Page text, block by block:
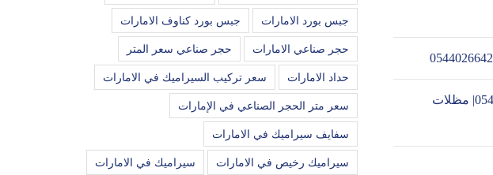
بناء مظلات في عجمان |0544026642| مظلات
جبس بورد الامارات جبس بورد كناوف الامارات
حجر صناعي الامارات حجر صناعي سعر المتر
حداد الامارات سعر تركيب السيراميك في الامارات
سعر متر الحجر الصناعي في الإمارات
سفايف سيراميك في الامارات
سيراميك رخيص في الامارات سيراميك في الامارات